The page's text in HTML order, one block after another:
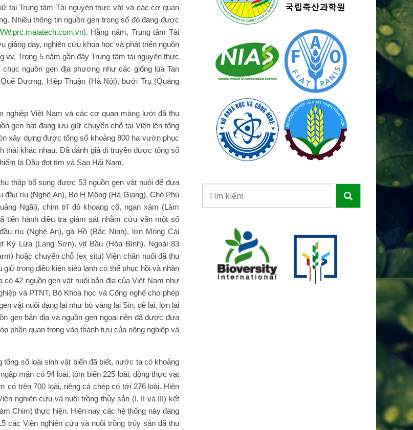
tại Trung tâm Tài nguyên thực vật và các cơ quan
Nhiều thông tin nguồn gen trong số đó đang được
). Hằng năm, Trung tâm Tài
giảng dạy, nghiên cứu khoa học và phát triển nguồn
Trong 5 năm gần đây Trung tâm tài nguyên thực
nguồn gen địa phương như các giống lúa Tan
Dương, Hiệp Thuận (Hà Nội), bưởi Trụ (Quảng
nghiệp Việt Nam và các cơ quan màng lưới đã thu
gen hạt đang lưu giữ chuyển chỗ tại Viện lên tổng
xây dựng được tổng số khoảng 800 ha vườn phục
thái khác nhau. Đã đánh giá di truyền được tổng số
là Dầu đọt tím và Sao Hải Nam.
thập bổ sung được 53 nguồn gen vật nuôi để đưa
rìu (Nghệ An), Bò H Mông (Hà Giang), Chó Phú
Ngãi), chim trĩ đỏ khoang cổ, ngan xám (Lâm
tiến hành điều tra giám sát nhằm cứu vãn một số
rìu (Nghệ An), gà Hồ (Bắc Ninh), lợn Móng Cái
Lừa (Lạng Sơn), vịt Bầu (Hòa Bình). Ngoài 83
hoặc chuyển chỗ (ex situ) Viện chăn nuôi đã thu
trong điều kiện siêu lạnh có thể phục hồi và nhân
42 nguồn gen vật nuôi bản địa của Việt Nam như
và PTNT, Bộ Khoa học và Công nghệ cho phép
vật nuôi dạng lai như bò vàng lai Sin, dê lai, lợn lai
gen bản địa và nguồn gen ngoại nên đã được đưa
phần quan trọng vào thành tựu của nông nghiệp và
tổng số loài sinh vật biển đã biết, nước ta có khoảng
mặn có 94 loài, tôm biển 225 loài, động thực vạt
có trên 700 loài, riêng cá chép có tới 276 loài. Hiện
nghiên cứu và nuôi trồng thủy sản (I, II và III) kết
Chim) thực hiện. Hiện nay các hệ thống này đang
các Viện nghiên cứu và nuôi trồng trủy sản đã thu